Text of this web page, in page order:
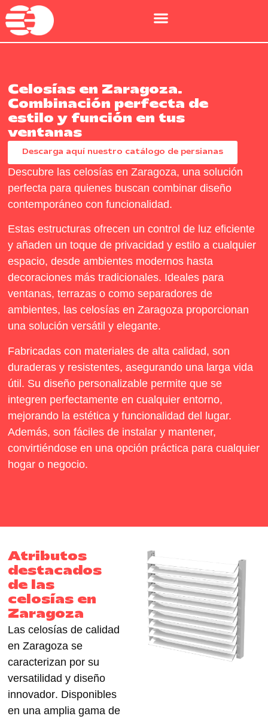
Celosías en Zaragoza.
Combinación perfecta de
estilo y función en tus
ventanas
Descarga aquí nuestro catálogo de persianas
Descubre las celosías en Zaragoza, una solución
perfecta para quienes buscan combinar diseño
contemporáneo con funcionalidad.
Estas estructuras ofrecen un control de luz eficiente
y añaden un toque de privacidad y estilo a cualquier
espacio, desde ambientes modernos hasta
decoraciones más tradicionales. Ideales para
ventanas, terrazas o como separadores de
ambientes, las celosías en Zaragoza proporcionan
una solución versátil y elegante.
Fabricadas con materiales de alta calidad, son
duraderas y resistentes, asegurando una larga vida
útil. Su diseño personalizable permite que se
integren perfectamente en cualquier entorno,
mejorando la estética y funcionalidad del lugar.
Además, son fáciles de instalar y mantener,
convirtiéndose en una opción práctica para cualquier
hogar o negocio.
Atributos
destacados
de las
celosías en
Zaragoza
Las celosías de calidad
en Zaragoza se
caracterizan por su
versatilidad ydiseño
innovador. Disponibles
en unaamplia gama de